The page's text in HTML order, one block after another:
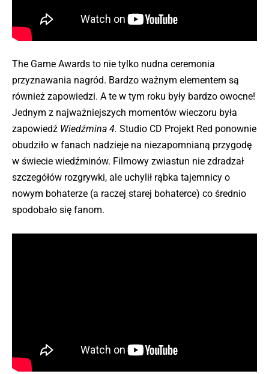
The Game Awards to nie tylko nudna ceremonia
przyznawania nagród. Bardzo ważnym elementem są
również zapowiedzi. A te w tym roku były bardzo owocne!
Jednym z najważniejszych momentów wieczoru była
zapowiedź Wiedźmina 4. Studio CD Projekt Red ponownie
obudziło w fanach nadzieje na niezapomnianą przygodę
w świecie wiedźminów. Filmowy zwiastun nie zdradzał
szczegółów rozgrywki, ale uchylił rąbka tajemnicy o
nowym bohaterze (a raczej starej bohaterce) co średnio
spodobało się fanom.